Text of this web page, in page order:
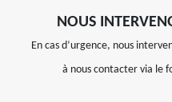
NOUS
En cas d’urgence, nous
à nous contacter via le